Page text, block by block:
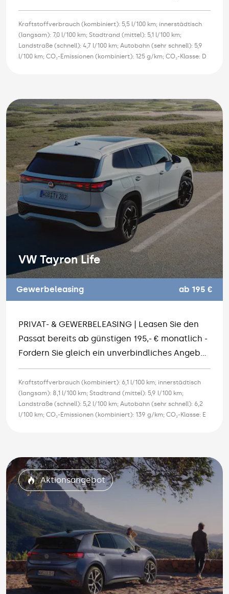
Kraftstoffverbrauch (kombiniert): 5,5 l/100 km; innerstädtisch
(langsam): 7,0 l/100 km; Stadtrand (mittel): 5,1 l/100 km;
Landstraße (schnell): 4,7 l/100 km; Autobahn (sehr schnell): 5,9
l/100 km; CO₂-Emissionen (kombiniert): 125 g/km; CO₂-Klasse: D
VW Tayron Life
Gewerbeleasing ab 195 €
PRIVAT- & GEWERBELEASING | Leasen Sie den
Passat bereits ab günstigen 195,- € monatlich -
Fordern Sie gleich ein unverbindliches Angebot
an.
Kraftstoffverbrauch (kombiniert): 6,1 l/100 km; innerstädtisch
(langsam): 8,1 l/100 km; Stadtrand (mittel): 5,9 l/100 km;
Landstraße (schnell): 5,2 l/100 km; Autobahn (sehr schnell): 6,2
l/100 km; CO₂-Emissionen (kombiniert): 139 g/km; CO₂-Klasse: E
Aktionsangebot